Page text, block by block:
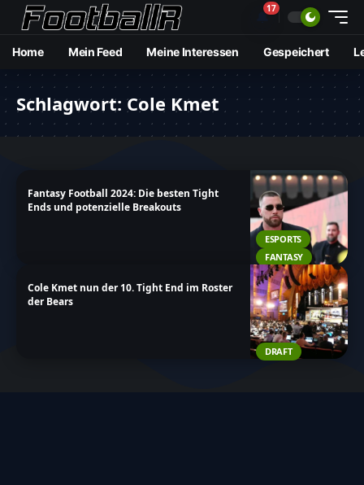
🔔17
Home Mein Feed Meine Interessen Gespeichert
Schlagwort: Cole Kmet
ESPORTS
FANTASY
Fantasy Football 2024: Die besten Tight
Ends und potenzielle Breakouts
DRAFT
Cole Kmet nun der 10. Tight End im Roster
der Bears